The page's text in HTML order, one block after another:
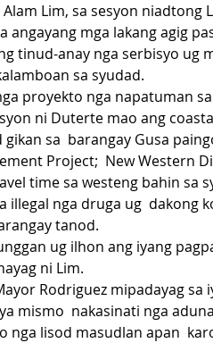
Lim, sa sesyon niadtong
angayang mga lakang agig
tinud-anay nga serbisyo ug
sa syudad.
proyekto nga napatuman
ni Duterte mao ang
sa  barangay Gusa
Project;  New Western
time sa westeng bahin sa
illegal nga druga ug  dakong
tanod.
ug ilhon ang iyang
ni Lim.
Rodriguez mipadayag sa
mismo  nakasinati nga
nga lisod masudlan apan